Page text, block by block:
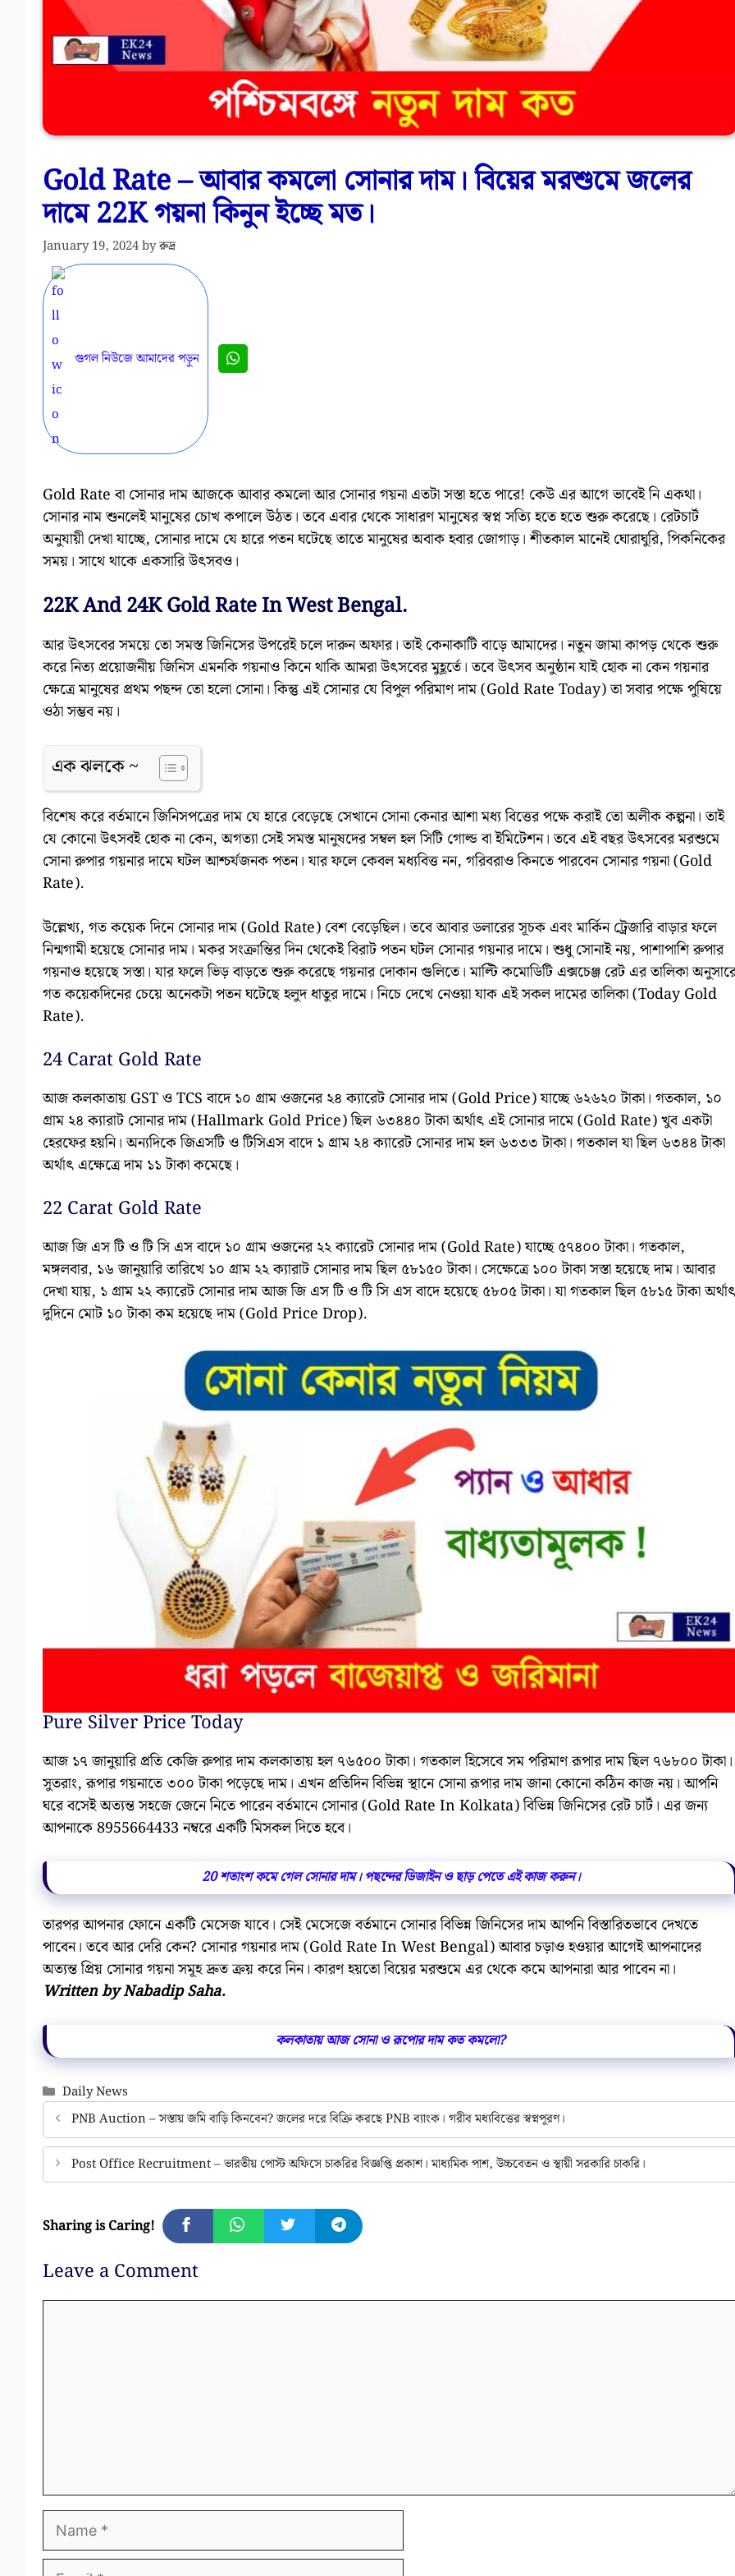
Gold Rate – আবার কমলো সোনার দাম। বিয়ের মরশুমে জলের
দামে 22K গয়না কিনুন ইচ্ছে মত।
January 19, 2024byরুদ্র
গুগল নিউজে আমাদের পড়ুন
Gold Rate বা সোনার দাম আজকে আবার কমলো আর সোনার গয়না এতটা সস্তা হতে পারে! কেউ এর আগে ভাবেই নি একথা।
সোনার নাম শুনলেই মানুষের চোখ কপালে উঠত। তবে এবার থেকে সাধারণ মানুষের স্বপ্ন সত্যি হতে হতে শুরু করেছে। রেটচার্ট
অনুযায়ী দেখা যাচ্ছে, সোনার দামে যে হারে পতন ঘটেছে তাতে মানুষের অবাক হবার জোগাড়। শীতকাল মানেই ঘোরাঘুরি, পিকনিকের
সময়। সাথে থাকে একসারি উৎসবও।
22K And 24K Gold Rate In West Bengal.
আর উৎসবের সময়ে তো সমস্ত জিনিসের উপরেই চলে দারুন অফার। তাই কেনাকাটি বাড়ে আমাদের। নতুন জামা কাপড় থেকে শুরু
করে নিত্য প্রয়োজনীয় জিনিস এমনকি গয়নাও কিনে থাকি আমরা উৎসবের মুহূর্তে। তবে উৎসব অনুষ্ঠান যাই হোক না কেন গয়নার
ক্ষেত্রে মানুষের প্রথম পছন্দ তো হলো সোনা। কিন্তু এই সোনার যে বিপুল পরিমাণ দাম (Gold Rate Today) তা সবার পক্ষে পুষিয়ে
ওঠা সম্ভব নয়।
এক ঝলকে ~
বিশেষ করে বর্তমানে জিনিসপত্রের দাম যে হারে বেড়েছে সেখানে সোনা কেনার আশা মধ্য বিত্তের পক্ষে করাই তো অলীক কল্পনা। তাই
যে কোনো উৎসবই হোক না কেন, অগত্যা সেই সমস্ত মানুষদের সম্বল হল সিটি গোল্ড বা ইমিটেশন। তবে এই বছর উৎসবের মরশুমে
সোনা রুপার গয়নার দামে ঘটল আশ্চর্যজনক পতন। যার ফলে কেবল মধ্যবিত্ত নন, গরিবরাও কিনতে পারবেন সোনার গয়না (Gold
Rate).
উল্লেখ্য, গত কয়েক দিনে সোনার দাম (Gold Rate) বেশ বেড়েছিল। তবে আবার ডলারের সূচক এবং মার্কিন ট্রেজারি বাড়ার ফলে
নিন্মগামী হয়েছে সোনার দাম। মকর সংক্রান্তির দিন থেকেই বিরাট পতন ঘটল সোনার গয়নার দামে। শুধু সোনাই নয়, পাশাপাশি রুপার
গয়নাও হয়েছে সস্তা। যার ফলে ভিড় বাড়তে শুরু করেছে গয়নার দোকান গুলিতে। মাল্টি কমোডিটি এক্সচেঞ্জ রেট এর তালিকা
গত কয়েকদিনের চেয়ে অনেকটা পতন ঘটেছে হলুদ ধাতুর দামে। নিচে দেখে নেওয়া যাক এই সকল দামের তালিকা (Today Gold
Rate).
24 Carat Gold Rate
আজ কলকাতায় GST ও TCS বাদে ১০ গ্ৰাম ওজনের ২৪ ক্যারেট সোনার দাম (Gold Price) যাচ্ছে ৬২৬২০ টাকা। গতকাল, ১০
গ্রাম ২৪ ক্যারাট সোনার দাম (Hallmark Gold Price) ছিল ৬৩৪৪০ টাকা অর্থাৎ এই সোনার দামে (Gold Rate) খুব একটা
হেরফের হয়নি। অন্যদিকে জিএসটি ও টিসিএস বাদে ১ গ্ৰাম ২৪ ক্যারেট সোনার দাম হল ৬৩৩৩ টাকা। গতকাল যা ছিল ৬৩৪৪ টাকা
অর্থাৎ এক্ষেত্রে দাম ১১ টাকা কমেছে।
22 Carat Gold Rate
আজ জি এস টি ও টি সি এস বাদে ১০ গ্ৰাম ওজনের ২২ ক্যারেট সোনার দাম (Gold Rate) যাচ্ছে ৫৭৪০০ টাকা। গতকাল,
মঙ্গলবার, ১৬ জানুয়ারি তারিখে ১০ গ্রাম ২২ ক্যারাট সোনার দাম ছিল ৫৮১৫০ টাকা। সেক্ষেত্রে ১০০ টাকা সস্তা হয়েছে দাম। আবার
দেখা যায়, ১ গ্ৰাম ২২ ক্যারেট সোনার দাম আজ জি এস টি ও টি সি এস বাদে হয়েছে ৫৮০৫ টাকা। যা গতকাল ছিল ৫৮১৫ টাকা অর্থাৎ
দুদিনে মোট ১০ টাকা কম হয়েছে দাম (Gold Price Drop).
Pure Silver Price Today
আজ ১৭ জানুয়ারি প্রতি কেজি রুপার দাম কলকাতায় হল ৭৬৫০০ টাকা। গতকাল হিসেবে সম পরিমাণ রূপার দাম ছিল ৭৬৮০০ টাকা।
সুতরাং, রূপার গয়নাতে ৩০০ টাকা পড়েছে দাম। এখন প্রতিদিন বিভিন্ন স্থানে সোনা রূপার দাম জানা কোনো কঠিন কাজ নয়। আপনি
ঘরে বসেই অত্যন্ত সহজে জেনে নিতে পারেন বর্তমানে সোনার (Gold Rate In Kolkata) বিভিন্ন জিনিসের রেট চার্ট। এর জন্য
আপনাকে 8955664433 নম্বরে একটি মিসকল দিতে হবে।
20 শতাংশ কমে গেল সোনার দাম। পছন্দের ডিজাইন ও ছাড় পেতে এই কাজ করুন।
তারপর আপনার ফোনে একটি মেসেজ যাবে। সেই মেসেজে বর্তমানে সোনার বিভিন্ন জিনিসের দাম আপনি বিস্তারিতভাবে দেখতে
পাবেন। তবে আর দেরি কেন? সোনার গয়নার দাম (Gold Rate In West Bengal) আবার চড়াও হওয়ার আগেই আপনাদের
অত্যন্ত প্রিয় সোনার গয়না সমূহ দ্রুত ক্রয় করে নিন। কারণ হয়তো বিয়ের মরশুমে এর থেকে কমে আপনারা আর পাবেন না।
Written by Nabadip Saha.
কলকাতায় আজ সোনা ও রূপোর দাম কত কমলো?
Categories
Daily News
PNB Auction – সস্তায় জমি বাড়ি কিনবেন? জলের দরে বিক্রি করছে PNB ব্যাংক। গরীব মধ্যবিত্তের স্বপ্নপূরণ।
Post Office Recruitment – ভারতীয় পোস্ট অফিসে চাকরির বিজ্ঞপ্তি প্রকাশ। মাধ্যমিক পাশ, উচ্চবেতন ও স্থায়ী সরকারি চাকরি।
Sharing is Caring!
Leave a Comment
Name
Email